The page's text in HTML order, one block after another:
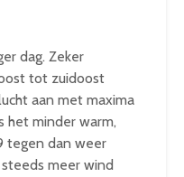
dag. Zeker
tot zuidoost
aan met maxima
het minder warm,
tegen dan weer
meer wind